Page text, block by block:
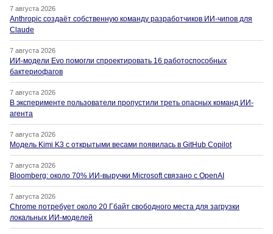
7 августа 2026
Anthropic создаёт собственную команду разработчиков ИИ-чипов для
Claude
7 августа 2026
ИИ-модели Evo помогли спроектировать 16 работоспособных
бактериофагов
7 августа 2026
В эксперименте пользователи пропустили треть опасных команд ИИ-
агента
7 августа 2026
Модель Kimi K3 с открытыми весами появилась в GitHub Copilot
7 августа 2026
Bloomberg: около 70% ИИ-выручки Microsoft связано с OpenAI
7 августа 2026
Chrome потребует около 20 Гбайт свободного места для загрузки
локальных ИИ-моделей